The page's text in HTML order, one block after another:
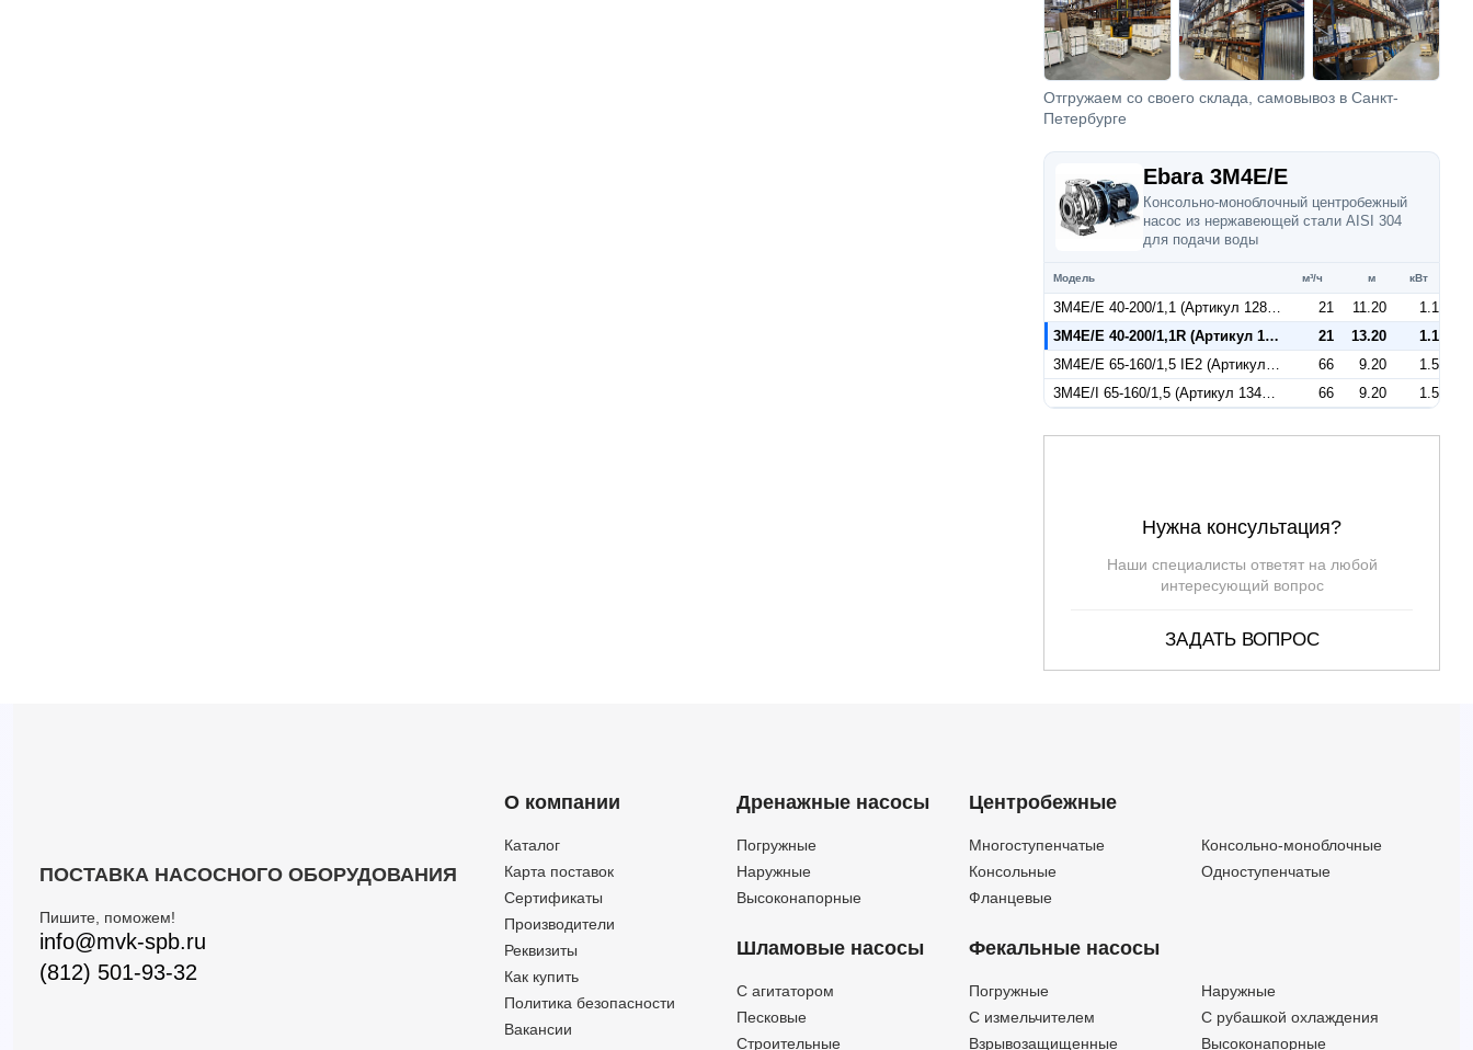
Отгружаем со своего склада, самовывоз в Санкт-
Петербурге
Ebara 3M4E/E
Консольно-моноблочный центробежный
насос из нержавеющей стали AISI 304
для подачи воды
Модель м³/ч м кВт
21 11.20
1.1
3M4E/E 40-200/1,1R (Артикул 1289076004E)
21 13.20
1.1
66 9.20
1.5
66 9.20 1.5
Нужна консультация?
Наши специалисты ответят на любой
интересующий вопрос
ЗАДАТЬ ВОПРОС
ПОСТАВКА НАСОСНОГО ОБОРУДОВАНИЯ
Пишите, поможем!
info@mvk-spb.ru
(812) 501-93-32
О компании
Каталог
Карта поставок
Сертификаты
Производители
Реквизиты
Как купить
Политика безопасности
Вакансии
Дренажные насосы
Погружные
Наружные
Высоконапорные
Шламовые насосы
C агитатором
Песковые
Строительные
Центробежные
Многоступенчатые
Консольно-моноблочные
Консольные
Одноступенчатые
Фланцевые
Фекальные насосы
Погружные
Наружные
C измельчителем
С рубашкой охлаждения
Взрывозащищенные
Высоконапорные